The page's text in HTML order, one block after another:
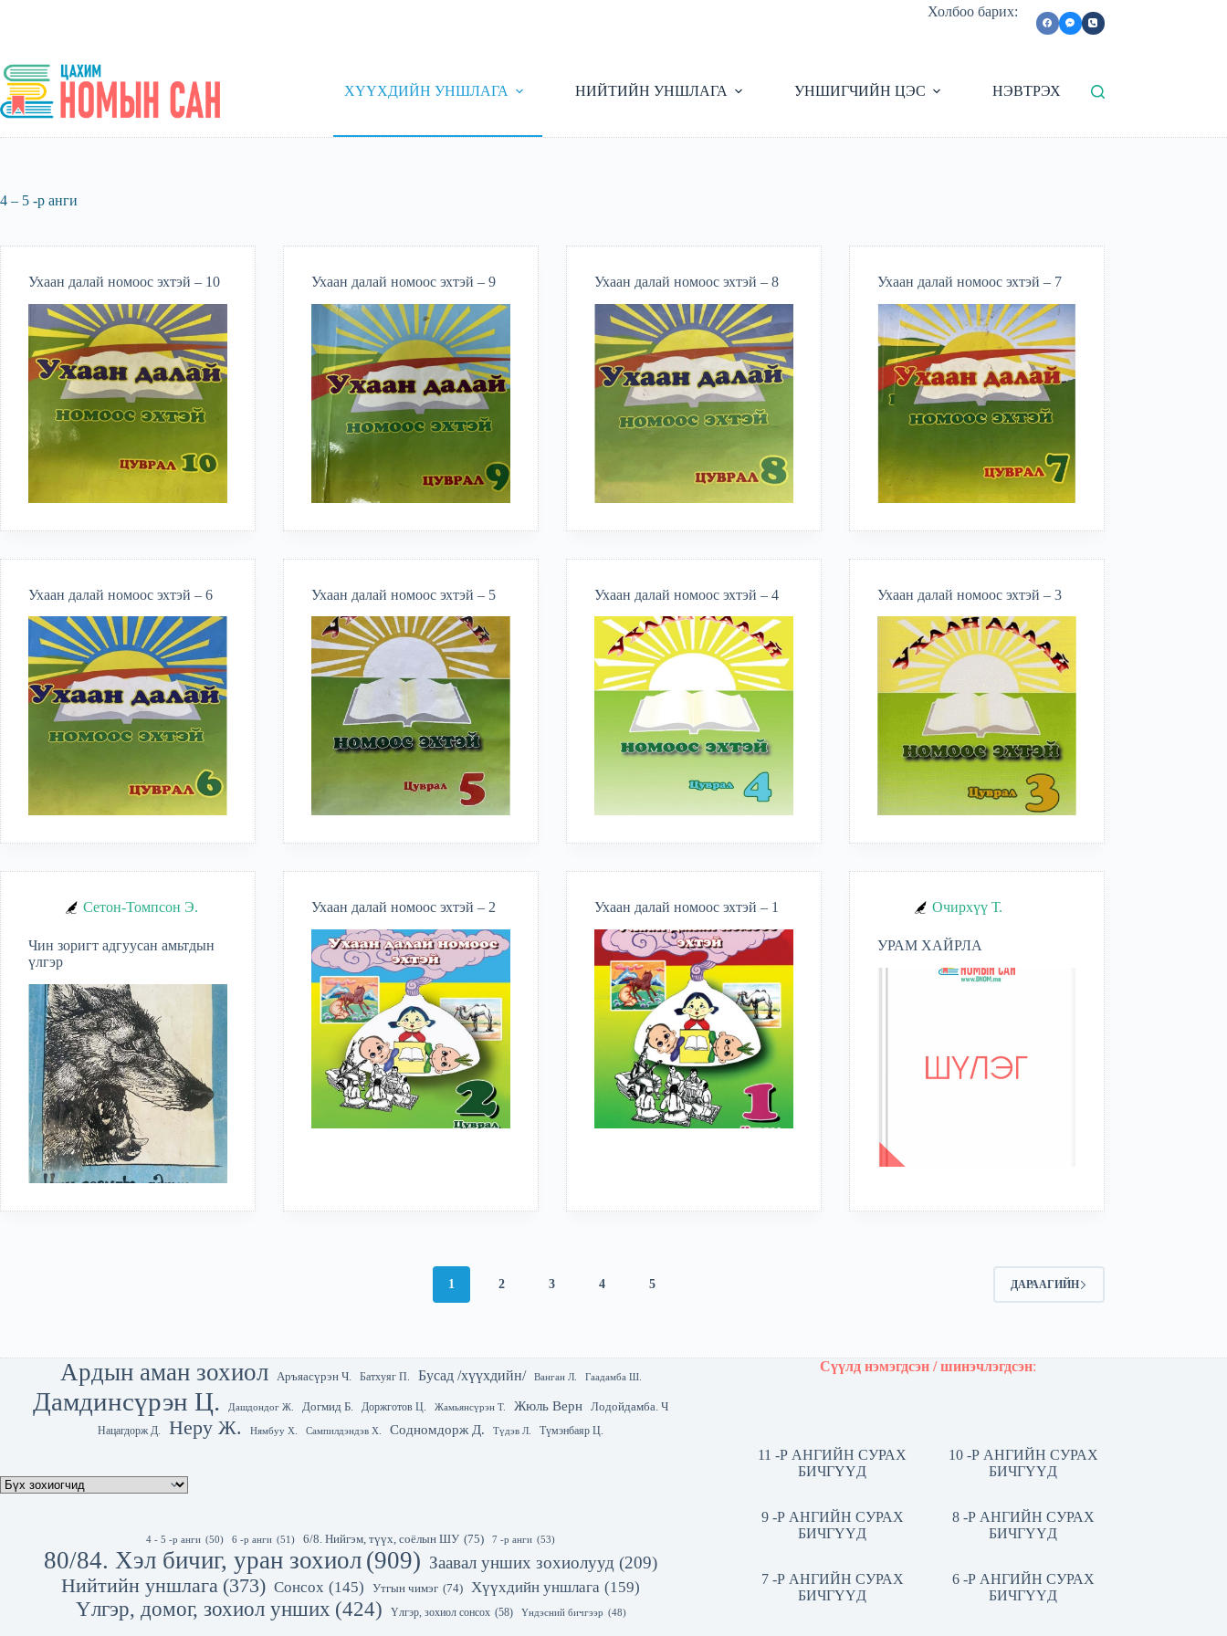
Холбоо барих:
ХҮҮХДИЙН УНШЛАГА НИЙТИЙН УНШЛАГА УНШИГЧИЙН ЦЭС НЭВТРЭХ
4 – 5 -р анги
Ухаан далай номоос эхтэй – 10 Ухаан далай номоос эхтэй – 9 Ухаан далай номоос эхтэй – 8 Ухаан далай номоос эхтэй – 7
Ухаан далай номоос эхтэй – 6 Ухаан далай номоос эхтэй – 5 Ухаан далай номоос эхтэй – 4 Ухаан далай номоос эхтэй – 3
Сетон-Томпсон Э.
Чин зоригт адгуусан амьтдын
үлгэр
Ухаан далай номоос эхтэй – 2 Ухаан далай номоос эхтэй – 1 Очирхүү Т.
УРАМ ХАЙРЛА
1 2 3 4 5 ДАРААГИЙН
Ардын аман зохиол Аръяасүрэн Ч. Батхуяг П. Бусад /хүүхдийн/ Ванган Л. Гаадамба Ш.
Дамдинсүрэн Ц. Дашдондог Ж. Догмид Б. Доржготов Ц. Жамьянсүрэн Т. Жюль Верн Лодойдамба. Ч
Нацагдорж Д. Неру Ж. Нямбуу Х. Сампилдэндэв Х. Содномдорж Д. Түдэв Л. Түмэнбаяр Ц.
4 - 5 -р анги (50) 6 -р анги (51) 6/8. Нийгэм, түүх, соёлын ШУ (75) 7 -р анги (53)
80/84. Хэл бичиг, уран зохиол (909) Заавал унших зохиолууд (209)
Нийтийн уншлага (373) Сонсох (145) Утгын чимэг (74) Хүүхдийн уншлага (159)
Үлгэр, домог, зохиол унших (424) Үлгэр, зохиол сонсох (58) Үндэсний бичгээр (48)
Сүүлд нэмэгдсэн / шинэчлэгдсэн:
11 -Р АНГИЙН СУРАХ
БИЧГҮҮД
10 -Р АНГИЙН СУРАХ
БИЧГҮҮД
9 -Р АНГИЙН СУРАХ
БИЧГҮҮД
8 -Р АНГИЙН СУРАХ
БИЧГҮҮД
7 -Р АНГИЙН СУРАХ
БИЧГҮҮД
6 -Р АНГИЙН СУРАХ
БИЧГҮҮД